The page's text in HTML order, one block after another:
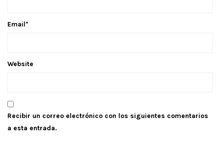
Email*
Website
Recibir un correo electrónico con los siguientes comentarios
a esta entrada.